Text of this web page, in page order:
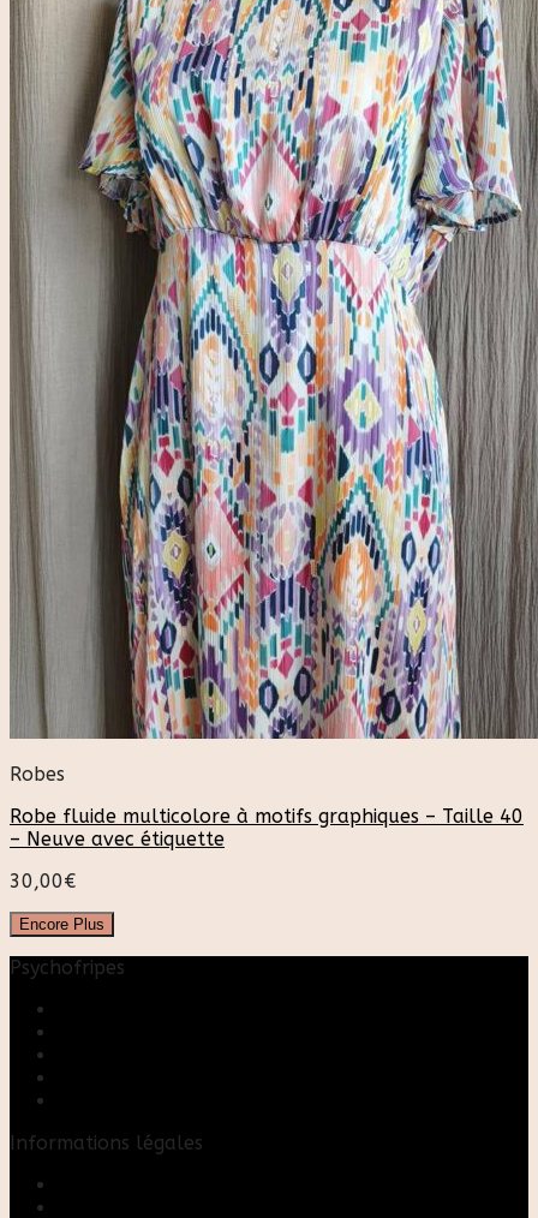
Robes
Robe fluide multicolore à motifs graphiques – Taille 40
– Neuve avec étiquette
30,00€
Encore Plus
Psychofripes
Informations légales